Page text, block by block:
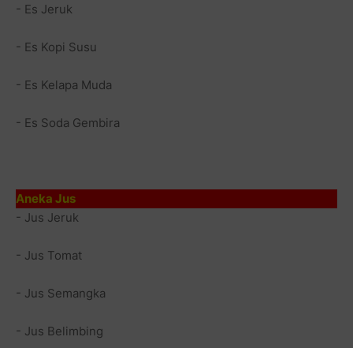
- Es Jeruk
- Es Kopi Susu
- Es Kelapa Muda
- Es Soda Gembira
Aneka Jus
- Jus Jeruk
- Jus Tomat
- Jus Semangka
- Jus Belimbing